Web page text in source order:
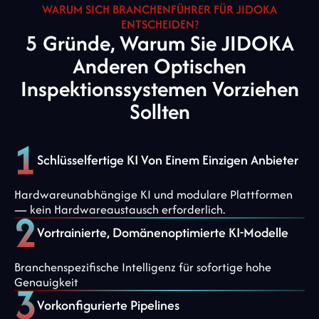
WARUM SICH BRANCHENFÜHRER FÜR JIDOKA
ENTSCHEIDEN?
5 Gründe, Warum Sie JIDOKA
Anderen Optischen
Inspektionssystemen Vorziehen
Sollten
Schlüsselfertige KI Von Einem Einzigen Anbieter
Hardwareunabhängige KI und modulare Plattformen
— kein Hardwareaustausch erforderlich.
Vortrainierte, Domänenoptimierte KI-Modelle
Branchenspezifische Intelligenz für sofortige hohe
Genauigkeit
Vorkonfigurierte Pipelines